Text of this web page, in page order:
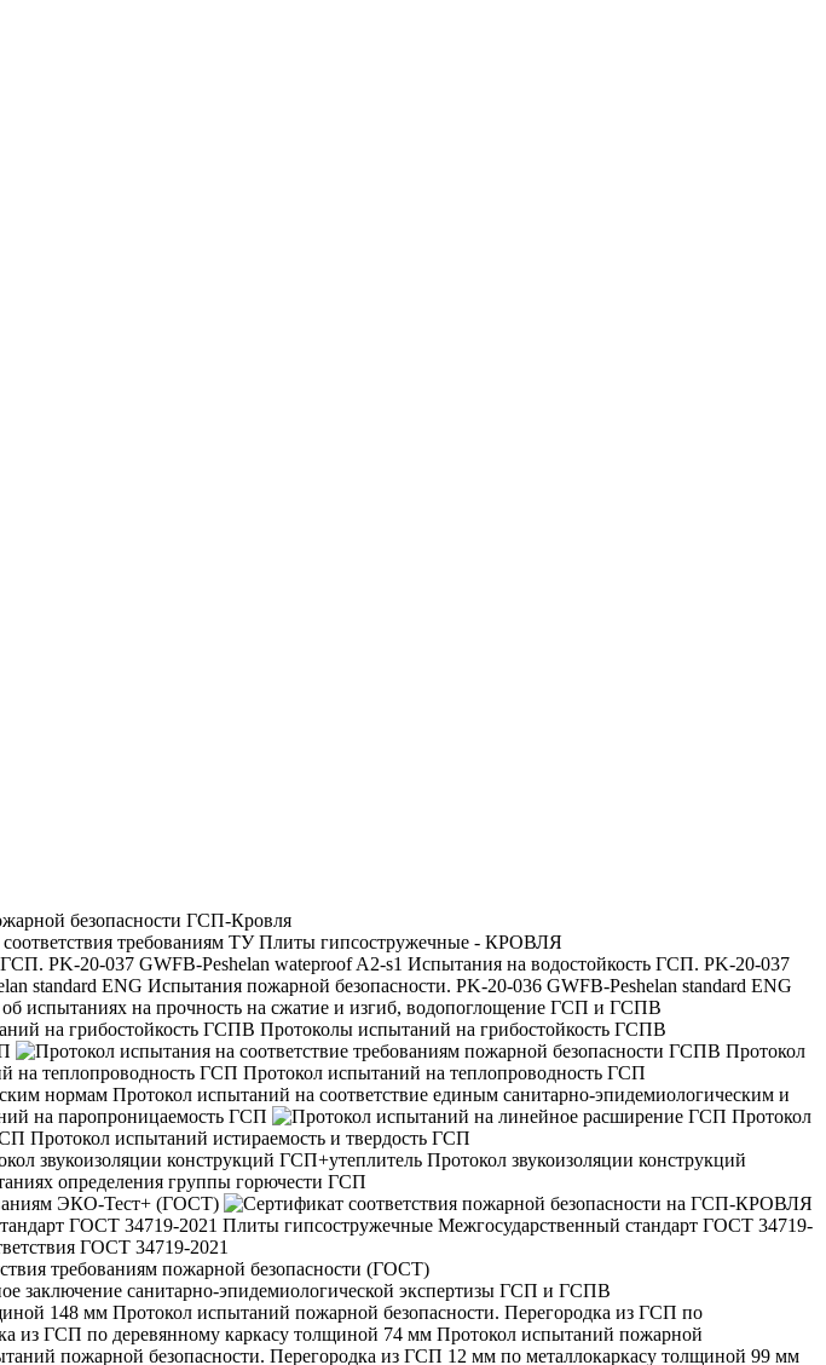
безопасности ГСП-Кровля
требованиям ТУ Плиты гипсостружечные - КРОВЛЯ
Испытания на водостойкость ГСП. PK-20-037
Испытания пожарной безопасности. PK-20-036 GWFB-Peshelan standard ENG
испытаниях на прочность на сжатие и изгиб, водопоглощение ГСП и ГСПВ
Протоколы испытаний на грибостойкость ГСПВ
Протокол
Протокол испытаний на теплопроводность ГСП
Протокол испытаний на соответствие единым санитарно-эпидемиологическим и
на паропроницаемость ГСП
Протокол
Протокол испытаний истираемость и твердость ГСП
Протокол звукоизоляции конструкций
определения группы горючести ГСП
ЭКО-Тест+ (ГОСТ)
Межгосударственный стандарт ГОСТ 34719-
ГОСТ 34719-2021
требованиям пожарной безопасности (ГОСТ)
заключение санитарно-эпидемиологической экспертизы ГСП и ГСПВ
Протокол испытаний пожарной безопасности. Перегородка из ГСП по
Протокол испытаний пожарной